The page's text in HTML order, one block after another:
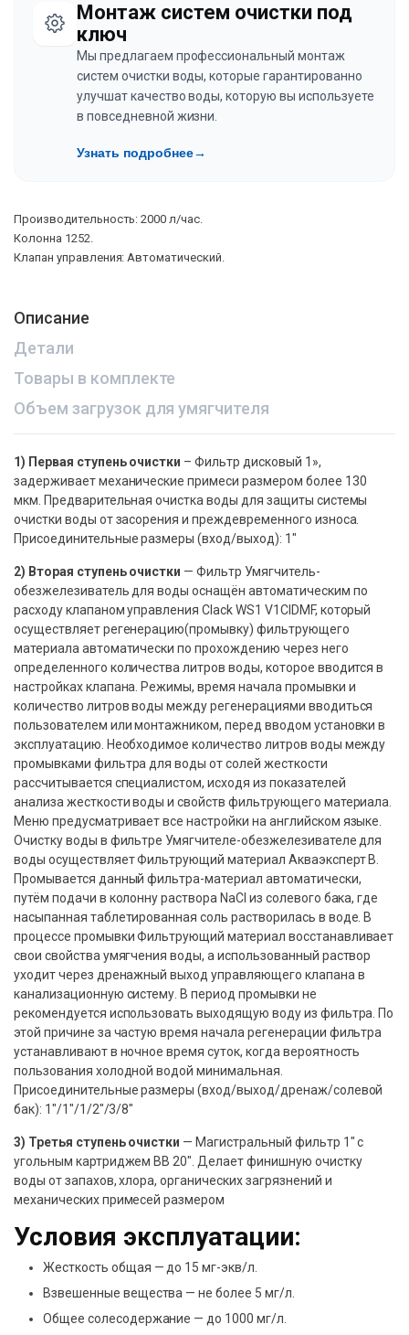
Монтаж систем очистки под
ключ
Мы предлагаем профессиональный монтаж
систем очистки воды, которые гарантированно
улучшат качество воды, которую вы используете
в повседневной жизни.
Узнать подробнее→
Производительность: 2000 л/час.
Колонна 1252.
Клапан управления: Автоматический.
Описание
Детали
Товары в комплекте
Объем загрузок для умягчителя
1) Первая ступень очистки – Фильтр дисковый 1»,
задерживает механические примеси размером более 130
мкм. Предварительная очистка воды для защиты системы
очистки воды от засорения и преждевременного износа.
Присоединительные размеры (вход/выход): 1″
2) Вторая ступень очистки — Фильтр Умягчитель-
обезжелезиватель для воды оснащён автоматическим по
расходу клапаном управления Clack WS1 V1CIDMF, который
осуществляет регенерацию(промывку) фильтрующего
материала автоматически по прохождению через него
определенного количества литров воды, которое вводится в
настройках клапана. Режимы, время начала промывки и
количество литров воды между регенерациями вводиться
пользователем или монтажником, перед вводом установки в
эксплуатацию. Необходимое количество литров воды между
промывками фильтра для воды от солей жесткости
рассчитывается специалистом, исходя из показателей
анализа жесткости воды и свойств фильтрующего материала.
Меню предусматривает все настройки на английском языке.
Очистку воды в фильтре Умягчителе-обезжелезивателе для
воды осуществляет Фильтрующий материал Акваэксперт B.
Промывается данный фильтра-материал автоматически,
путём подачи в колонну раствора NaCl из солевого бака, где
насыпанная таблетированная соль растворилась в воде. В
процессе промывки Фильтрующий материал восстанавливает
свои свойства умягчения воды, а использованный раствор
уходит через дренажный выход управляющего клапана в
канализационную систему. В период промывки не
рекомендуется использовать выходящую воду из фильтра. По
этой причине за частую время начала регенерации фильтра
устанавливают в ночное время суток, когда вероятность
пользования холодной водой минимальная.
Присоединительные размеры (вход/выход/дренаж/солевой
бак): 1″/1″/1/2″/3/8″
3) Третья ступень очистки — Магистральный фильтр 1″ с
угольным картриджем BB 20″. Делает финишную очистку
воды от запахов, хлора, органических загрязнений и
механических примесей размером
Условия эксплуатации:
Жесткость общая — до 15 мг-экв/л.
Взвешенные вещества — не более 5 мг/л.
Общее солесодержание — до 1000 мг/л.